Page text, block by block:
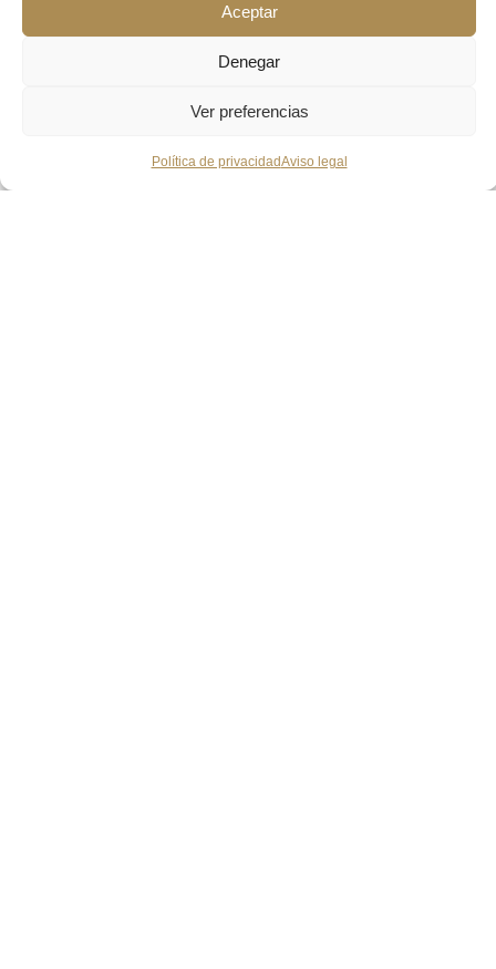
Aceptar
Denegar
Ver preferencias
Política de privacidadAviso legal